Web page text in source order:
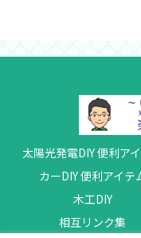
太陽光発電DIY 便利ア
カーDIY 便利アイテ
木工DIY
相互リンク集